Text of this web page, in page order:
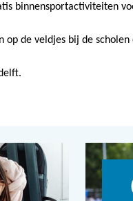
binnensportactiviteiten
de veldjes bij de